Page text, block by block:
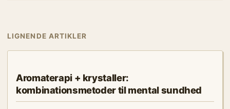
LIGNENDE ARTIKLER
Aromaterapi + krystaller:
kombinationsmetoder til mental sundhed